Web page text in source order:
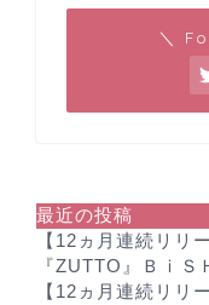
＼
最近の投稿
【12ヵ月連続リリ
『ZUTTO』ＢｉＳ
【12ヵ月連続リ